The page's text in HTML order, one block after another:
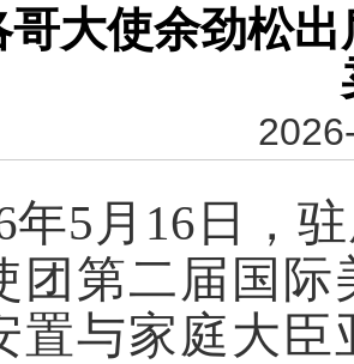
哥大使余劲松
年5月16日，
团第二届国
置与家庭大